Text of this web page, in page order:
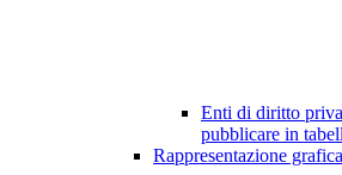
Enti di diritto
pubblicare in
Rappresentazione grafica